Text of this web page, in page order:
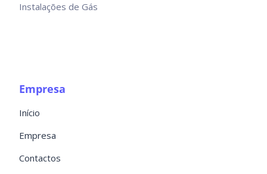
Instalações de Gás
Empresa
Início
Empresa
Contactos